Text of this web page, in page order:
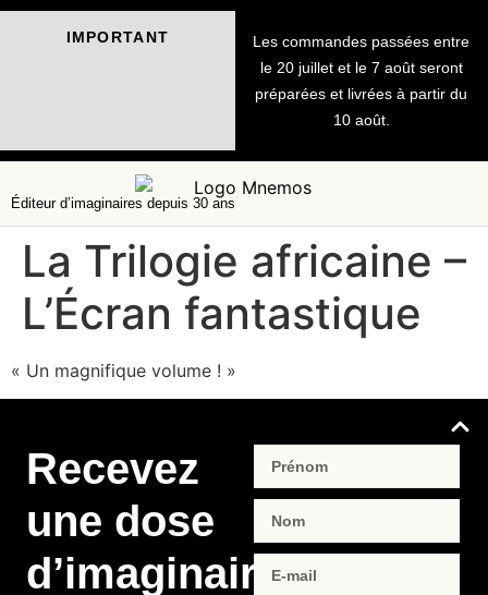
IMPORTANT
Les commandes passées entre
le 20 juillet et le 7 août seront
préparées et livrées à partir du
10 août.
Éditeur d’imaginaires depuis 30 ans
La Trilogie africaine –
L’Écran fantastique
« Un magnifique volume ! »
Recevez
une dose
d’imaginaire